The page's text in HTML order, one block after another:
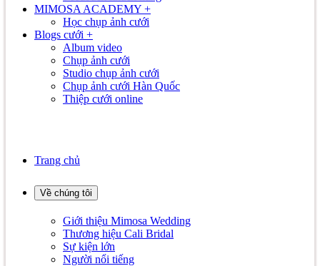
MIMOSA ACADEMY +
Học chụp ảnh cưới
Blogs cưới +
Album video
Chụp ảnh cưới
Studio chụp ảnh cưới
Chụp ảnh cưới Hàn Quốc
Thiệp cưới online
Trang chủ
Về chúng tôi
Giới thiệu Mimosa Wedding
Thương hiệu Cali Bridal
Sự kiện lớn
Người nổi tiếng